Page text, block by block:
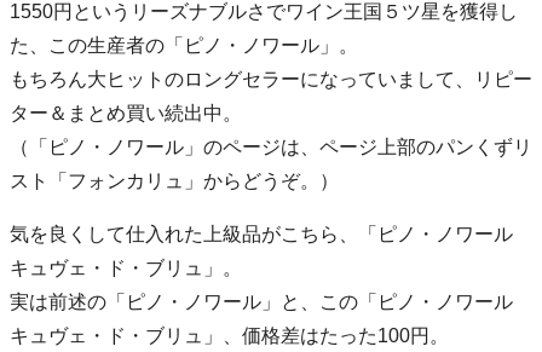
1550円というリーズナブルさでワイン王国５ツ星を獲得し
た、この生産者の「ピノ・ノワール」。
もちろん大ヒットのロングセラーになっていまして、リピー
ター＆まとめ買い続出中。
（「ピノ・ノワール」のページは、ページ上部のパンくずリ
スト「フォンカリュ」からどうぞ。）
気を良くして仕入れた上級品がこちら、「ピノ・ノワール
キュヴェ・ド・ブリュ」。
実は前述の「ピノ・ノワール」と、この「ピノ・ノワール
キュヴェ・ド・ブリュ」、価格差はたった100円。